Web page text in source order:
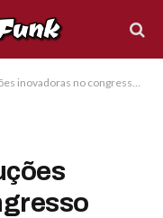
no congresso Autismo